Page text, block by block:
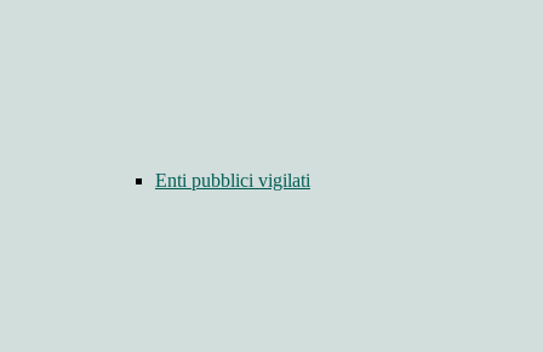
Enti pubblici vigilati